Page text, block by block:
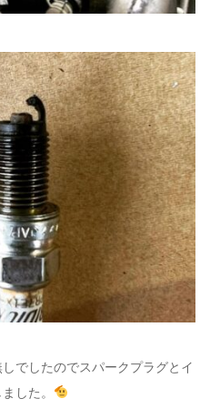
でしたのでスパークプラグとイ
した。